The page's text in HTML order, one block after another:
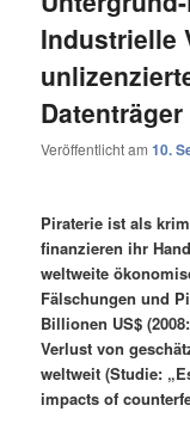
Industrielle
Datenträger
Veröffentlicht am10.
Piraterie ist als
finanzieren ihr
weltweite
Fälschungen und
Billionen US$
Verlust von
weltweit (Studie:
impacts of